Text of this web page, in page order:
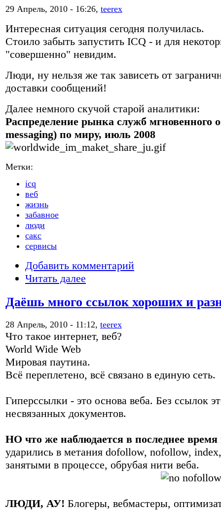
29 Апрель, 2010 - 16:26, teerex
Интересная ситуация сегодня получилась.
Стоило забыть запустить ICQ - и для
"совершенно" невидим.
Люди, ну нельзя же так зависеть от
доставки сообщений!
Далее немного скучой старой аналитики:
Распределение рынка служб
messaging) по миру, июль 2008
Метки:
icq
веб
жизнь
забавное
люди
сакс
сервисы
Добавить комментарий
Читать далее
Даёшь много ссылок хороших и
28 Апрель, 2010 - 11:12, teerex
Что такое интернет, веб?
World Wide Web
Мировая паутина.
Всё переплетено, всё связано в единую сеть.
Гиперссылки - это основа веба. Без ссылок
несвязанных документов.
НО что же наблюдается в последнее
ударились в метания dofollow, nofollow,
занятыми в процессе, обрубая нити веба.
ЛЮДИ, АУ! Блогеры, вебмастеры,